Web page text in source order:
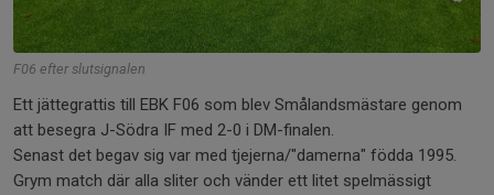
F06 efter slutsignalen
Ett jättegrattis till EBK F06 som blev Smålandsmästare genom
att besegra J-Södra IF med 2-0 i DM-finalen.
Senast det begav sig var med tjejerna/"damerna" födda 1995.
Grym match där alla sliter och vänder ett litet spelmässigt